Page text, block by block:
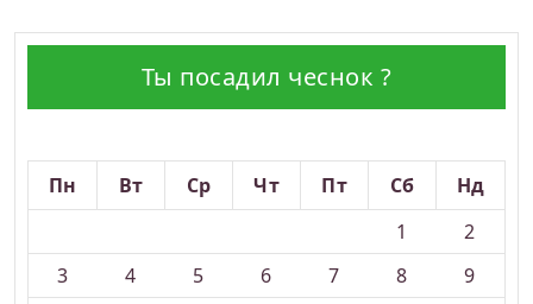
Ты посадил чеснок ?
Пн
Вт Ср Чт Пт Сб
Нд
1
2
3
4 5 6 7 8
9